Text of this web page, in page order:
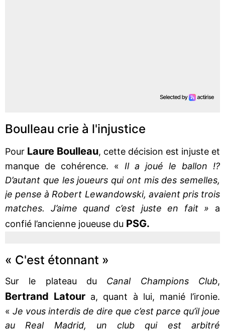
Boulleau crie à l'injustice
Pour Laure Boulleau, cette décision est injuste et
manque de cohérence. « Il a joué le ballon !?
D’autant que les joueurs qui ont mis des semelles,
je pense à Robert Lewandowski, avaient pris trois
matches. J’aime quand c’est juste en fait » a
confié l’ancienne joueuse du PSG.
« C'est étonnant »
Sur le plateau du Canal Champions Club,
Bertrand Latour a, quant à lui, manié l’ironie.
« Je vous interdis de dire que c’est parce qu’il joue
au Real Madrid, un club qui est arbitré